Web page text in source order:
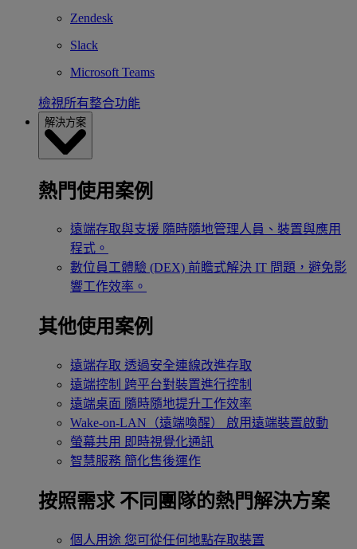
Zendesk
Slack
Microsoft Teams
檢視所有整合功能
解決方案
熱門使用案例
遠端存取與支援 隨時隨地管理人員、裝置與應用
程式。
數位員工體驗 (DEX) 前瞻式解決 IT 問題，避免影
響工作效率。
其他使用案例
遠端存取 透過安全連線改進存取
遠端控制 跨平台對裝置進行控制
遠端桌面 隨時隨地提升工作效率
Wake-on-LAN（遠端喚醒）
啟用遠端裝置啟動
螢幕共用 即時視覺化通訊
智慧服務 簡化售後運作
按照需求 不同團隊的熱門解決方案
個人用途 您可從任何地點存取裝置